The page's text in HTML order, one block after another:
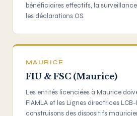
bénéficiaires effectifs, la
les déclarations OS.
MAURICE
FIU & FSC (Maurice)
Les entités licenciées à Maurice
FIAMLA et les Lignes directrices LCB-
construisons des dispositifs